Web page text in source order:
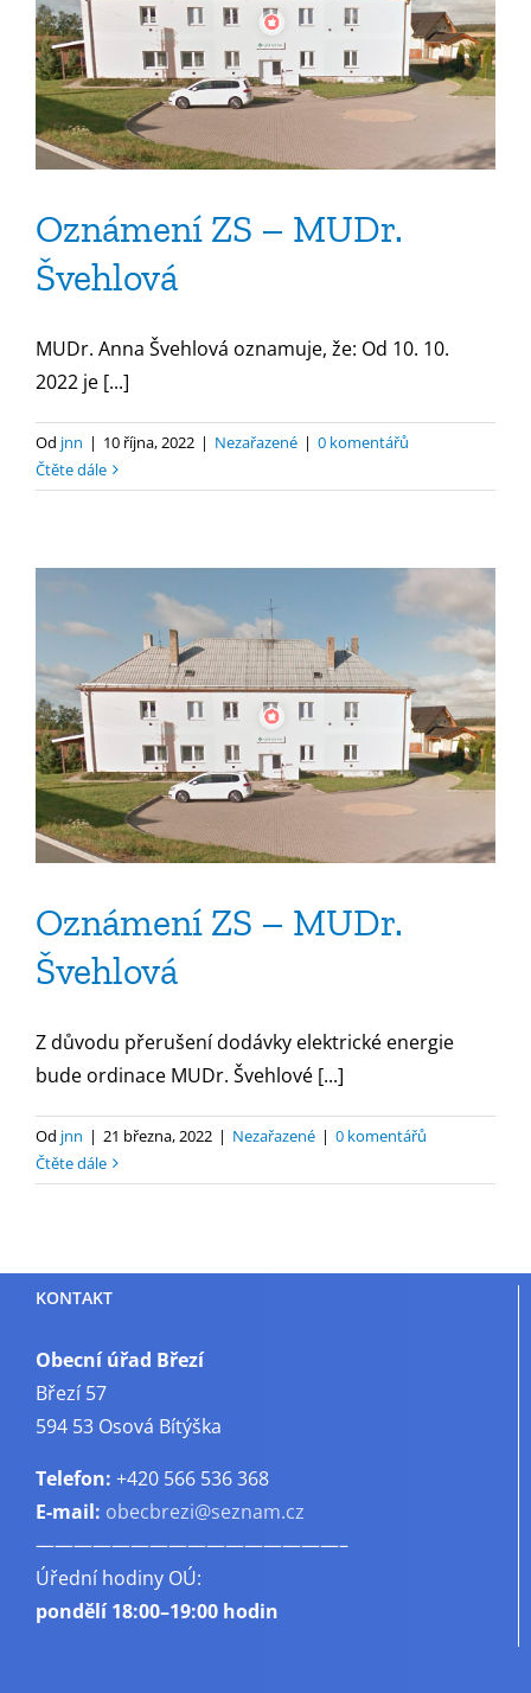
Oznámení ZS – MUDr.
Švehlová
MUDr. Anna Švehlová oznamuje, že: Od 10. 10.
2022 je [...]
Od jnn | 10 října, 2022 | Nezařazené | 0 komentářů
Čtěte dále
Oznámení ZS – MUDr.
Švehlová
Z důvodu přerušení dodávky elektrické energie
bude ordinace MUDr. Švehlové [...]
Od jnn | 21 března, 2022 | Nezařazené | 0 komentářů
Čtěte dále
KONTAKT
Obecní úřad Březí
Březí 57
594 53 Osová Bítýška
Telefon: +420 566 536 368
E-mail: obecbrezi@seznam.cz
————————————————–
Úřední hodiny OÚ:
pondělí18:00–19:00 hodin